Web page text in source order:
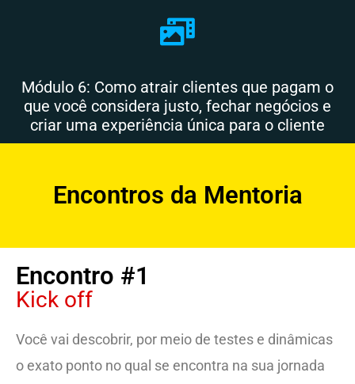
Módulo 6: Como atrair clientes que pagam o
que você considera justo, fechar negócios e
criar uma experiência única para o cliente
Encontros da Mentoria
Encontro #1
Kick off
Você vai descobrir, por meio de testes e dinâmicas
o exato ponto no qual se encontra na sua jornada